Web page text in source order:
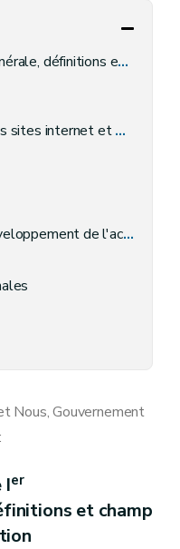
et champ d'application
et des applications mobiles
de l'accessibilité
Nous, Gouvernement
Ier
et champ